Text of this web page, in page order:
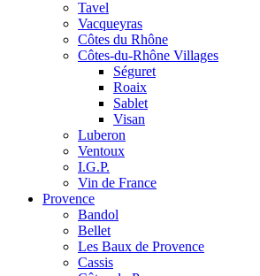
Tavel
Vacqueyras
Côtes du Rhône
Côtes-du-Rhône Villages
Séguret
Roaix
Sablet
Visan
Luberon
Ventoux
I.G.P.
Vin de France
Provence
Bandol
Bellet
Les Baux de Provence
Cassis